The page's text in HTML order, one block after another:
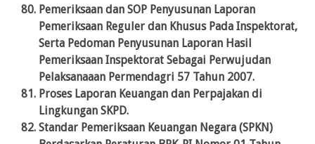
Pemeriksaan dan SOP Penyusunan Laporan
Pemeriksaan Reguler dan Khusus Pada Inspektorat,
Serta Pedoman Penyusunan Laporan Hasil
Pemeriksaan Inspektorat Sebagai Perwujudan
Pelaksanaaan Permendagri 57 Tahun 2007.
Proses Laporan Keuangan dan Perpajakan di
Lingkungan SKPD.
Standar Pemeriksaan Keuangan Negara (SPKN)